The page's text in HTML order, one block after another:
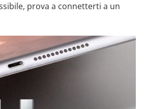
prova a connetterti a un